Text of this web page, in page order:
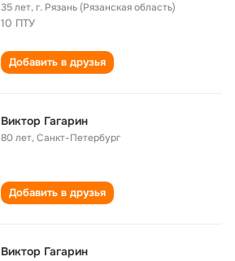
35 лет,г. Рязань (Рязанская область)
10 ПТУ
Добавить в друзья
Виктор Гагарин
80 лет,Санкт-Петербург
Добавить в друзья
Виктор Гагарин